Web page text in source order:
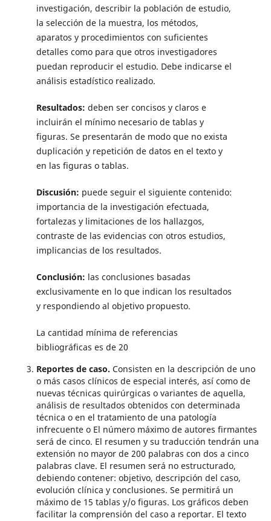
investigación, describir la población de estudio,
la selección de la muestra, los métodos,
aparatos y procedimientos con suficientes
detalles como para que otros investigadores
puedan reproducir el estudio. Debe indicarse el
análisis estadístico realizado.
Resultados: deben ser concisos y claros e
incluirán el mínimo necesario de tablas y
figuras. Se presentarán de modo que no exista
duplicación y repetición de datos en el texto y
en las figuras o tablas.
Discusión: puede seguir el siguiente contenido:
importancia de la investigación efectuada,
fortalezas y limitaciones de los hallazgos,
contraste de las evidencias con otros estudios,
implicancias de los resultados.
Conclusión: las conclusiones basadas
exclusivamente en lo que indican los resultados
y respondiendo al objetivo propuesto.
La cantidad mínima de referencias
bibliográficas es de 20
Reportes de caso. Consisten en la descripción de uno
o más casos clínicos de especial interés, así como de
nuevas técnicas quirúrgicas o variantes de aquella,
análisis de resultados obtenidos con determinada
técnica o en el tratamiento de una patología
infrecuente o El número máximo de autores firmantes
será de cinco. El resumen y su traducción tendrán una
extensión no mayor de 200 palabras con dos a cinco
palabras clave. El resumen será no estructurado,
debiendo contener: objetivo, descripción del caso,
evolución clínica y conclusiones. Se permitirá un
máximo de 15 tablas y/o figuras. Los gráficos deben
facilitar la comprensión del caso a reportar. El texto